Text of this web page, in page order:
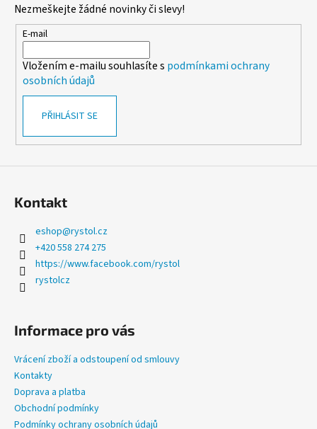
Nezmeškejte žádné novinky či slevy!
E-mail
Vložením e-mailu souhlasíte s podmínkami ochrany
osobních údajů
PŘIHLÁSIT SE
Kontakt
eshop@rystol.cz
+420 558 274 275
https://www.facebook.com/rystol
rystolcz
Informace pro vás
Vrácení zboží a odstoupení od smlouvy
Kontakty
Doprava a platba
Obchodní podmínky
Podmínky ochrany osobních údajů